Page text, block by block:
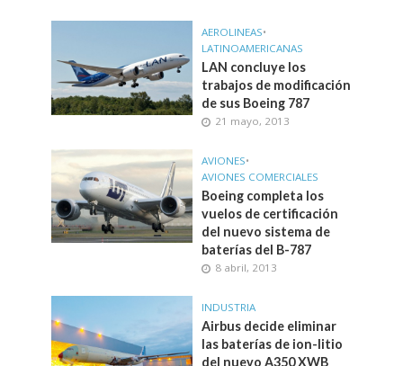
AEROLINEAS•
LATINOAMERICANAS
LAN concluye los
trabajos de modificación
de sus Boeing 787
21 mayo, 2013
AVIONES•
AVIONES COMERCIALES
Boeing completa los
vuelos de certificación
del nuevo sistema de
baterías del B-787
8 abril, 2013
INDUSTRIA
Airbus decide eliminar
las baterías de ion-litio
del nuevo A350 XWB